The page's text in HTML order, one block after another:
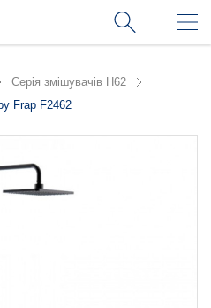
Серія змішувачів H62
Frap F2462